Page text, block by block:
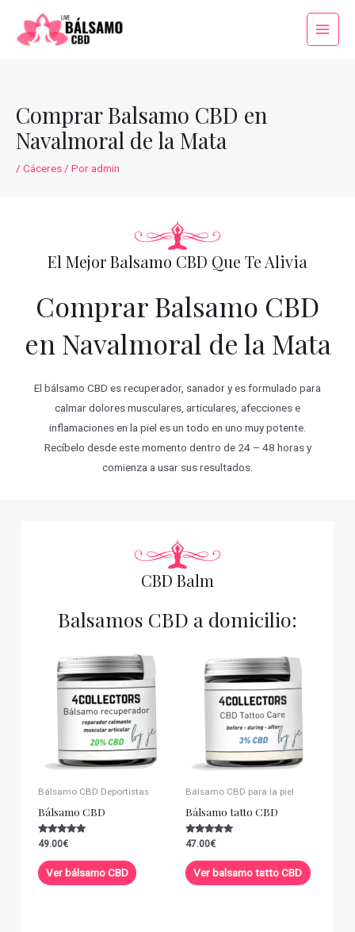
contenido
Main
Comprar Balsamo CBD en
Navalmoral de la Mata
/ Cáceres / Poradmin
El Mejor Balsamo CBD Que Te Alivia
Comprar Balsamo CBD
en Navalmoral de la Mata
El bálsamo CBD es recuperador, sanador y es formulado para
calmar dolores musculares, articulares, afecciones e
inflamaciones en la piel es un todo en uno muy potente.
Recíbelo desde este momento dentro de 24 – 48 horas y
comienza a usar sus resultados.
CBD Balm
Balsamos CBD a domicilio:
Bálsamo CBD Deportistas
Bálsamo CBD
Valorado con
de 5
49.00€
Ver bálsamo CBD
Bálsamo CBD para la piel
Bálsamo tatto CBD
Valorado con
de 5
47.00€
Ver balsamo tatto CBD